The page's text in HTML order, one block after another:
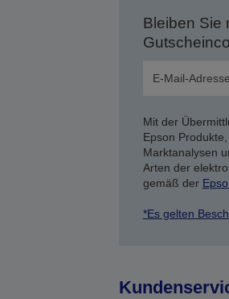
Bleiben Sie
Mit der
Epson
Marktanalysen
Arten der
gemäß der
*Es gelten